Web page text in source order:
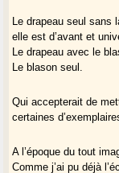
Le drapeau seul sans
elle est d’avant et
Le drapeau avec le
Le blason seul.
Qui accepterait de
certaines
A l’époque du tout
Comme j’ai pu déjà